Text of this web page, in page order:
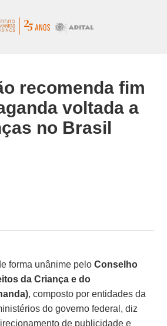
recomenda fim
voltada a
no Brasil
forma unânime peloConselho
da Criança e do
, composto por entidades da
do governo federal, diz
de publicidade e